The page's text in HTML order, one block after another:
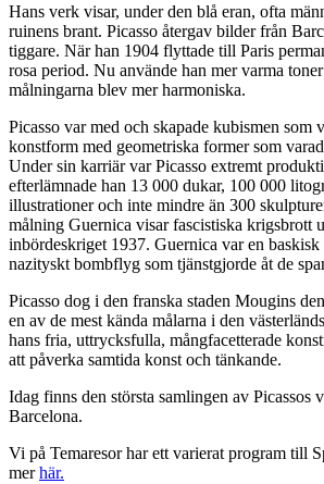
Hans verk visar, under den blå eran, ofta
ruinens brant. Picasso återgav bilder från
tiggare. När han 1904 flyttade till Paris
rosa period. Nu använde han mer varma
målningarna blev mer harmoniska.
Picasso var med och skapade kubismen som
konstform med geometriska former som
Under sin karriär var Picasso extremt
efterlämnade han 13 000 dukar, 100 000
illustrationer och inte mindre än 300
målning Guernica visar fascistiska krigsbrott
inbördeskriget 1937. Guernica var en baskisk
nazityskt bombflyg som tjänstgjorde åt de
Picasso dog i den franska staden Mougins
en av de mest kända målarna i den
hans fria, uttrycksfulla, mångfacetterade
att påverka samtida konst och tänkande.
Idag finns den största samlingen av Picassos
Barcelona.
Vi på Temaresor har ett varierat program till
merhär.